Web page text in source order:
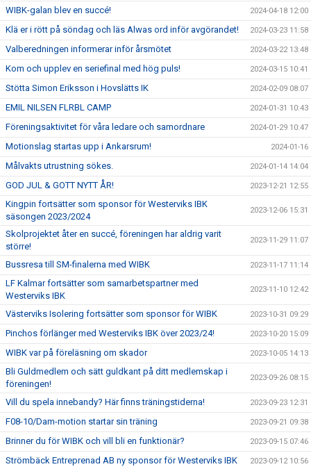
WIBK-galan blev en succé! 2024-04-18 12:00
Klä er i rött på söndag och läs Alwas ord inför avgörandet! 2024-03-23 11:58
Valberedningen informerar inför årsmötet 2024-03-22 13:48
Kom och upplev en seriefinal med hög puls! 2024-03-15 10:41
Stötta Simon Eriksson i Hovslätts IK 2024-02-09 08:07
EMIL NILSEN FLRBL CAMP 2024-01-31 10:43
Föreningsaktivitet för våra ledare och samordnare 2024-01-29 10:47
Motionslag startas upp i Ankarsrum! 2024-01-16
Målvakts utrustning sökes. 2024-01-14 14:04
GOD JUL & GOTT NYTT ÅR! 2023-12-21 12:55
Kingpin fortsätter som sponsor för Westerviks IBK
säsongen 2023/2024
2023-12-06 15:31
Skolprojektet åter en succé, föreningen har aldrig varit
större!
2023-11-29 11:07
Bussresa till SM-finalerna med WIBK 2023-11-17 11:14
LF Kalmar fortsätter som samarbetspartner med
Westerviks IBK
2023-11-10 12:42
Västerviks Isolering fortsätter som sponsor för WIBK 2023-10-31 09:29
Pinchos förlänger med Westerviks IBK över 2023/24! 2023-10-20 15:09
WIBK var på föreläsning om skador 2023-10-05 14:13
Bli Guldmedlem och sätt guldkant på ditt medlemskap i
föreningen!
2023-09-26 08:15
Vill du spela innebandy? Här finns träningstiderna! 2023-09-23 12:31
F08-10/Dam-motion startar sin träning 2023-09-21 09:38
Brinner du för WIBK och vill bli en funktionär? 2023-09-15 07:46
Strömbäck Entreprenad AB ny sponsor för Westerviks IBK 2023-09-12 10:56